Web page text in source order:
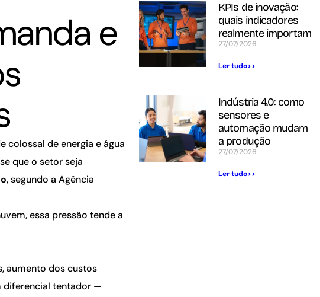
e
colossal de energia e água
que o setor seja
, segundo a Agência
essa pressão tende a
aumento dos custos
diferencial tentador —
KPIs de inovação:
quais indicadores
realmente importam
27/07/2026
Ler tudo>>
Indústria 4.0: como
sensores e
automação mudam
a produção
27/07/2026
Ler tudo>>